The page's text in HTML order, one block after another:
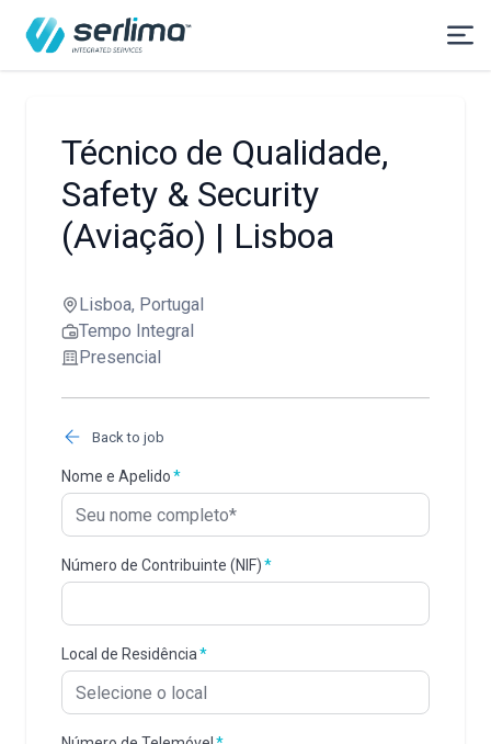
Técnico de Qualidade,
Safety & Security
(Aviação) | Lisboa
Lisboa, Portugal
Tempo Integral
Presencial
Back to job